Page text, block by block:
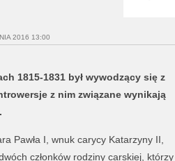
2016 13:00
1815-1831 był wywodzący się z
z nim związane wynikają
Pawła I, wnuk carycy Katarzyny II,
członków rodziny carskiej, którzy